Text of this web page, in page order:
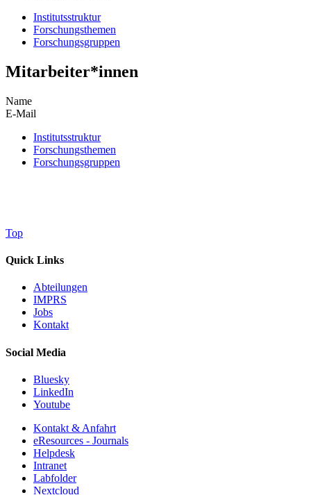
Institutsstruktur
Forschungsthemen
Forschungsgruppen
Mitarbeiter*innen
Name
E-Mail
Institutsstruktur
Forschungsthemen
Forschungsgruppen
Top
Quick Links
Abteilungen
IMPRS
Jobs
Kontakt
Social Media
Bluesky
LinkedIn
Youtube
Kontakt & Anfahrt
eResources - Journals
Helpdesk
Intranet
Labfolder
Nextcloud